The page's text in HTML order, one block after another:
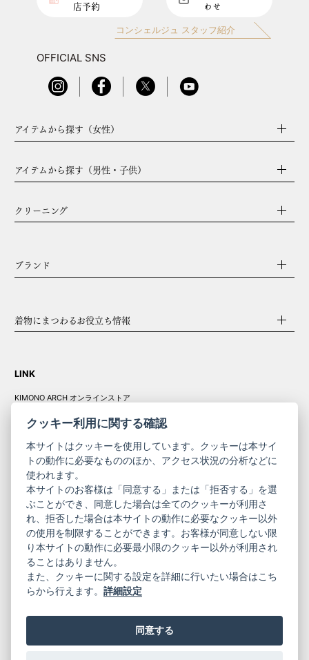
店予約
わせ
コンシェルジュ スタッフ紹介
OFFICIAL SNS
アイテムから探す（女性）
アイテムから探す（男性・子供）
クリーニング
ブランド
着物にまつわるお役立ち情報
LINK
KIMONO ARCH オンラインストア
コーポレート
サイト
きものやまと振
袖
サイト
ニュースレター
ご利用案内
お問い合わせ
プライバシーポリシー
特定商取引法に基づく表記
ご利用規約
クッキー利用に関する確認
本サイトはクッキーを使用しています。クッキーは本サイ
トの動作に必要なもののほか、アクセス状況の分析などに
使われます。
本サイトのお客様は「同意する」または「拒否する」を選
ぶことができ、同意した場合は全てのクッキーが利用さ
れ、拒否した場合は本サイトの動作に必要なクッキー以外
の使用を制限することができます。お客様が同意しない限
り本サイトの動作に必要最小限のクッキー以外が利用され
ることはありません。
また、クッキーに関する設定を詳細に行いたい場合はこち
らから行えます。詳細設定
同意する